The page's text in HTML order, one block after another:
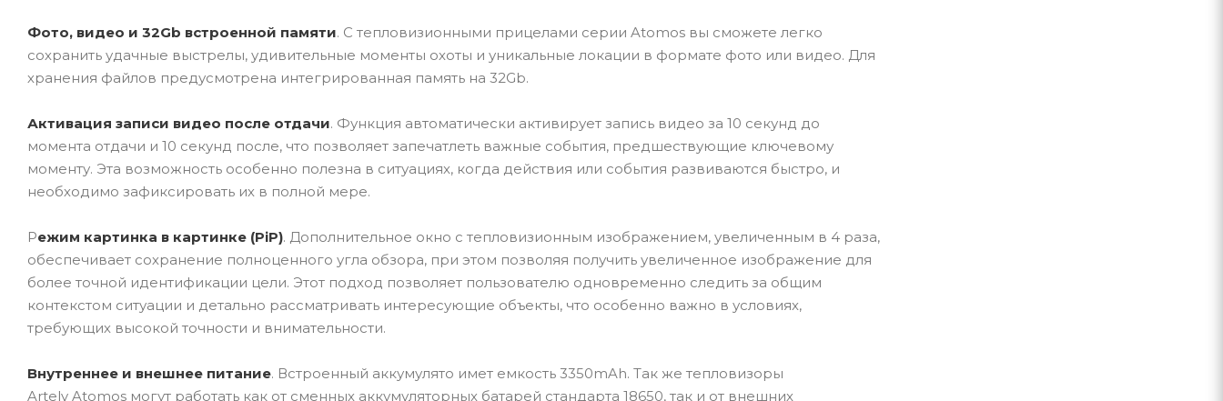
Фото, видео и 32Gb встроенной памяти. С тепловизионными прицелами серии Atomos вы сможете легко
сохранить удачные выстрелы, удивительные моменты охоты и уникальные локации в формате фото или видео. Для
хранения файлов предусмотрена интегрированная память на 32Gb.
Активация записи видео после отдачи. Функция автоматически активирует запись видео за 10 секунд до
момента отдачи и 10 секунд после, что позволяет запечатлеть важные события, предшествующие ключевому
моменту. Эта возможность особенно полезна в ситуациях, когда действия или события развиваются быстро, и
необходимо зафиксировать их в полной мере.
Режим картинка в картинке (PiP). Дополнительное окно с тепловизионным изображением, увеличенным в 4 раза,
обеспечивает сохранение полноценного угла обзора, при этом позволяя получить увеличенное изображение для
более точной идентификации цели. Этот подход позволяет пользователю одновременно следить за общим
контекстом ситуации и детально рассматривать интересующие объекты, что особенно важно в условиях,
требующих высокой точности и внимательности.
Внутреннее и внешнее питание. Встроенный аккумулято имет емкость 3350mAh. Так же тепловизоры
Artelv Atomos могут работать как от сменных аккумуляторных батарей стандарта 18650, так и от внешних